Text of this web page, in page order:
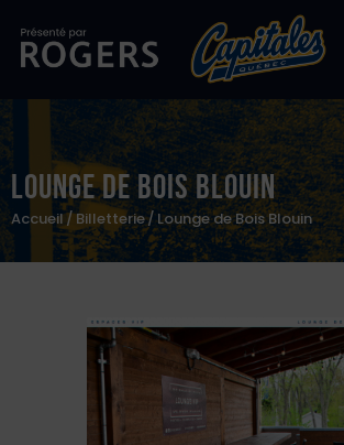
Lounge de Bois Blouin
Accueil Billetterie Lounge de Bois Blouin
Billetterie
Stade Canac
Équipe
50/50
Boutique en ligne
Zone des fans